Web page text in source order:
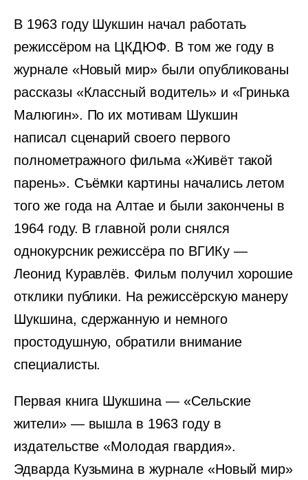
В 1963 году Шукшин начал работать
режиссёром на ЦКДЮФ. В том же году в
журнале «Новый мир» были опубликованы
рассказы «Классный водитель» и «Гринька
Малюгин». По их мотивам Шукшин
написал сценарий своего первого
полнометражного фильма «Живёт такой
парень». Съёмки картины начались летом
того же года на Алтае и были закончены в
1964 году. В главной роли снялся
однокурсник режиссёра по ВГИКу —
Леонид Куравлёв. Фильм получил хорошие
отклики публики. На режиссёрскую манеру
Шукшина, сдержанную и немного
простодушную, обратили внимание
специалисты.
Первая книга Шукшина — «Сельские
жители» — вышла в 1963 году в
издательстве «Молодая гвардия».
Эдварда Кузьмина в журнале «Новый мир»